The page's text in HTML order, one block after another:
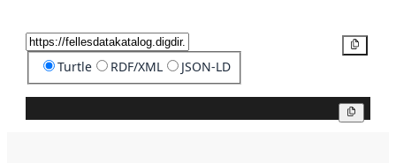
Turtle RDF/XML JSON-LD